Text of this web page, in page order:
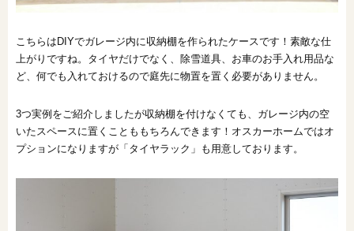
こちらはDIYでガレージ内に収納棚を作られたケースです！素敵な仕
上がりですね。タイヤだけでなく、除雪道具、お車のお手入れ用品な
ど、何でも入れておけるので庭先に物置を置く必要がありません。
3つ実例をご紹介しましたが収納棚を付けなくても、ガレージ内の空
いたスペースに置くことももちろんできます！オスカーホームではオ
プションになりますが「タイヤラック」も用意しております。